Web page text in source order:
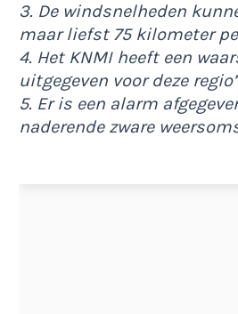
3. De windsnelheden
maar liefst 75 kilometer
4. Het KNMI heeft een
uitgegeven voor deze
5. Er is een alarm
naderende zware